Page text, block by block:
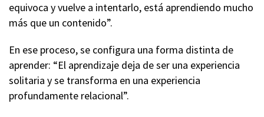
equivoca y vuelve a intentarlo, está aprendiendo mucho
más que un contenido”.
En ese proceso, se configura una forma distinta de
aprender: “El aprendizaje deja de ser una experiencia
solitaria y se transforma en una experiencia
profundamente relacional”.